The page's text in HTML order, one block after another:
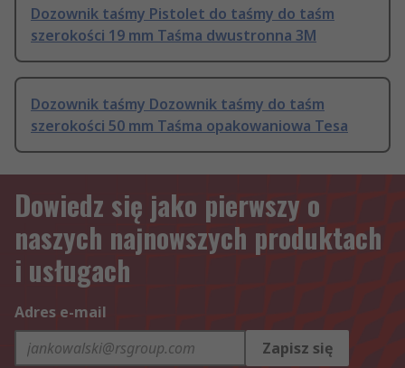
Dozownik taśmy Pistolet do taśmy do taśm
szerokości 19 mm Taśma dwustronna 3M
Dozownik taśmy Dozownik taśmy do taśm
szerokości 50 mm Taśma opakowaniowa Tesa
Dowiedz się jako pierwszy o
naszych najnowszych produktach
i usługach
Adres e-mail
Zapisz się